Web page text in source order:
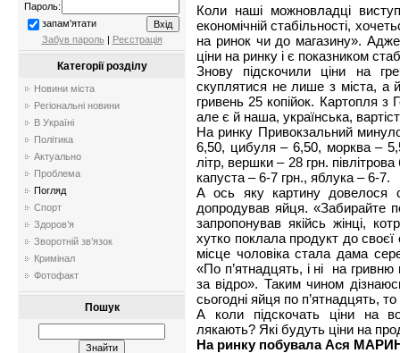
Пароль:
запам'ятати
Забув пароль | Реєстрація
Категорії розділу
Новини міста
Регіональні новини
В Україні
Політика
Актуально
Проблема
Погляд
Спорт
Здоров’я
Зворотній зв’язок
Кримінал
Фотофакт
Пошук
Коли наші можновладці
економічній стабільності,
на ринок чи до магазину».
ціни на ринку і є показником
Знову підскочили ціни на
скуплятися не лише з міста, а й
гривень 25 копійок. Картопля з
але є й наша, українська,
На ринку Привокзальний
6,50, цибуля – 6,50, морква –
літр, вершки – 28 грн.
капуста – 6-7 грн., яблука – 6-7.
А ось яку картину довелося
допродував яйця. «Забирайте
запропонував якійсь жінці,
хутко поклала продукт до
місце чоловіка стала дама
«По п’ятнадцять, і ні на
за відро». Таким чином
сьогодні яйця по п’ятнадцять,
А коли підскочать ціни на
лякають? Які будуть ціни на
На ринку побувала Ася